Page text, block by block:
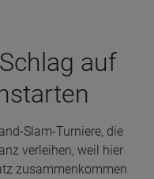
auf
Slam-Turniere, die
verleihen, weil hier
zusammenkommen